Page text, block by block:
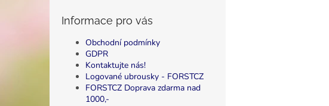
Informace pro vás
Obchodní podmínky
GDPR
Kontaktujte nás!
Logované ubrousky - FORSTCZ
FORSTCZ Doprava zdarma nad
1000,-